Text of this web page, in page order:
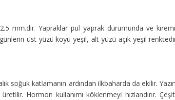
mm.dir. Yapraklar pul yaprak durumunda ve
üst yüzü koyu yeşil, alt yüzü açık yeşil
soğuk katlamanın ardından ilkbaharda da ekilir.
Hormon kullanımı köklenmeyi hızlandırır.